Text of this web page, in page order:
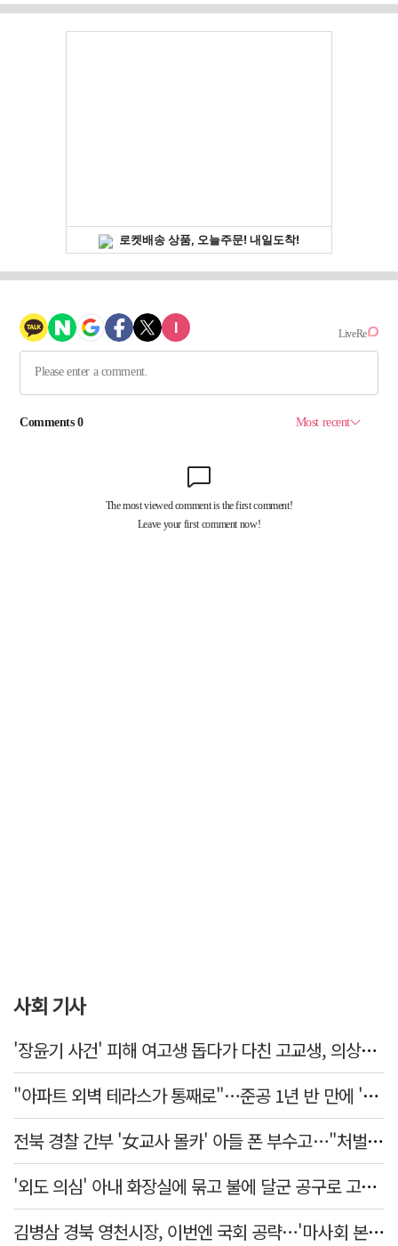
사회 기사
'장윤기 사건' 피해 여고생 돕다가 다친 고교생, 의상자 인정
"아파트 외벽 테라스가 통째로"…준공 1년 반 만에 '아찔 사고'
전북 경찰 간부 '女교사 몰카' 아들 폰 부수고…"처벌 못하는 사안" 내부망에 글
'외도 의심' 아내 화장실에 묶고 불에 달군 공구로 고문…남편 검거
김병삼 경북 영천시장, 이번엔 국회 공략…'마사회 본사 이전·광역교통망 확충' 요청